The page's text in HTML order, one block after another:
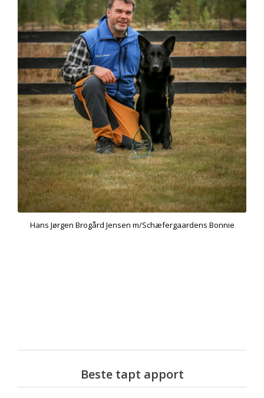
Hans Jørgen Brogård Jensen m/Schæfergaardens Bonnie
Beste tapt apport